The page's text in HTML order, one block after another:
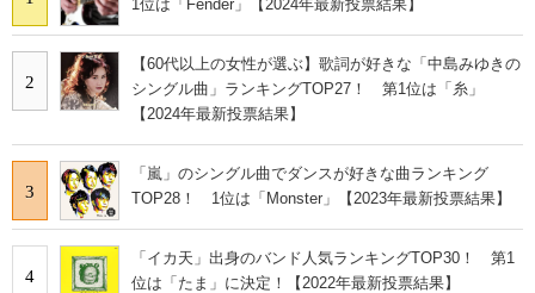
1位は「Fender」【2024年最新投票結果】
2
【60代以上の女性が選ぶ】歌詞が好きな「中島みゆきの
シングル曲」ランキングTOP27！ 第1位は「糸」
【2024年最新投票結果】
3
「嵐」のシングル曲でダンスが好きな曲ランキング
TOP28！ 1位は「Monster」【2023年最新投票結果】
4
「イカ天」出身のバンド人気ランキングTOP30！ 第1
位は「たま」に決定！【2022年最新投票結果】